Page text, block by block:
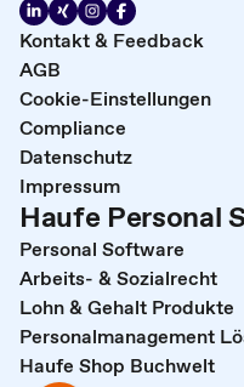
Kontakt & Feedback
AGB
Cookie-Einstellungen
Compliance
Datenschutz
Impressum
Haufe Personal
Personal Software
Arbeits- & Sozialrecht
Lohn & Gehalt Produkte
Personalmanagement
Haufe Shop Buchwelt